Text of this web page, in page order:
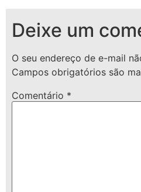
Deixe um
O seu endereço de e-mail
Campos obrigatórios são
Comentário *